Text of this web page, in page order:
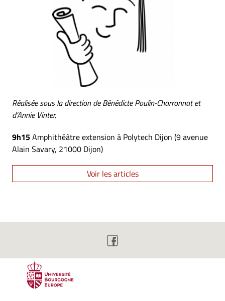
Réalisée sous la direction de Bénédicte Poulin-Charronnat et
d’Annie Vinter.
9h15Amphithéâtre extension à Polytech Dijon (9 avenue
Alain Savary, 21000 Dijon)
Voir les articles